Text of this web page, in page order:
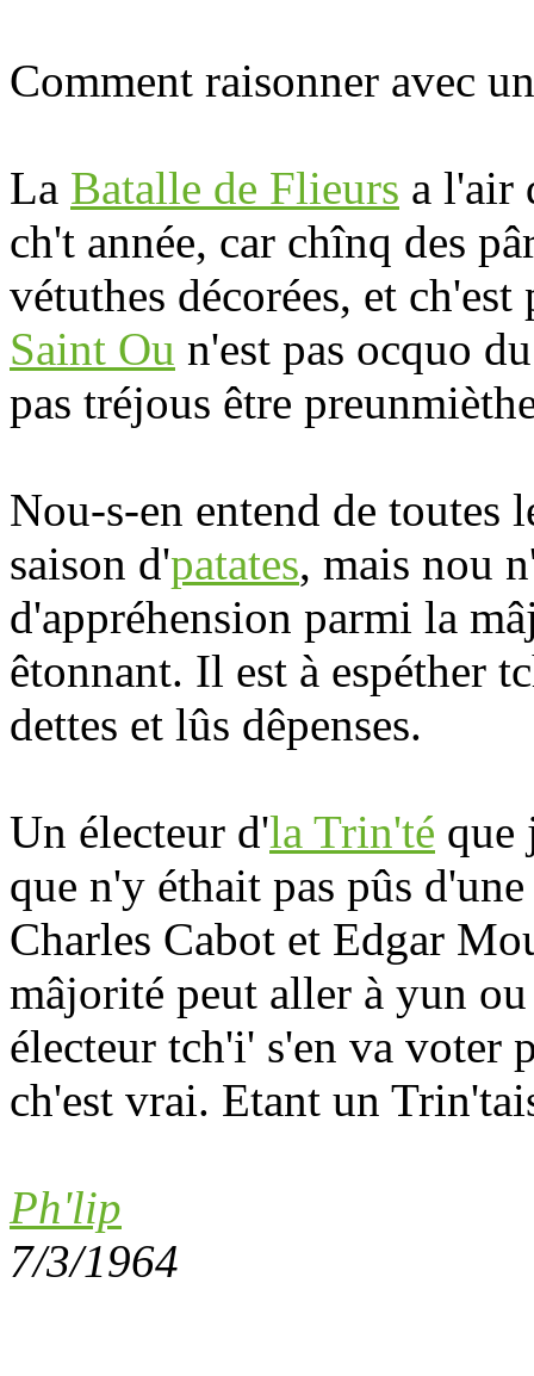
Comment raisonner avec
La Batalle de Flieurs a l'air
ch't année, car chînq des
vétuthes décorées, et
Saint Ou n'est pas ocquo
pas tréjous être
Nou-s-en entend de toutes
saison d'patates, mais nou
d'appréhension parmi la
êtonnant. Il est à espéther
dettes et lûs dêpenses.
Un électeur d'la Trin'té que
que n'y éthait pas pûs
Charles Cabot et Edgar
mâjorité peut aller à yun
électeur tch'i' s'en va voter
ch'est vrai. Etant un
Ph'lip
7/3/1964